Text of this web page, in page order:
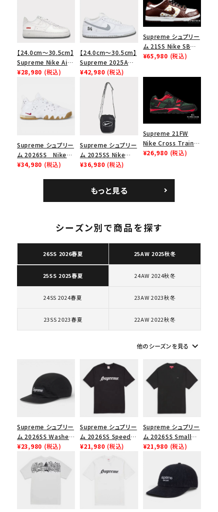
キーワードから探す
人気ワード 2026SS 2025AW
キャップ・ハット
パーカー・クルーネック
カテゴリーから探す
シーズンから探す
価格から探す
在庫のない商品を表示する
【24.0cm～30.5cm】
Supreme Nike Air
Force 1 Low シュプ
ューズ ホワイト
¥28,980 (税込)
【24.0cm～30.5cm】
Supreme 2025AW
Nike SB Dunk Low
ナイキ SB ダンク ロ
ー スニーカー ホワイ
¥42,980 (税込)
Supreme シュプリー
ム 21SS Nike SB
Dunk Low ナイキSB
ー ブラウン
¥65,980 (税込)
Supreme シュプリー
ム 2026SS Nike
SB Air Max 2 CB 94
¥34,980 (税込)
Supreme シュプリー
ム 2025SS Nike
Leather Shoulder
ク 黒
¥36,980 (税込)
Supreme 21FW
Nike Cross Trainer
Low ナイキクロスト
¥26,980 (税込)
もっと見る
シーズン別で商品を探す
26SS 2026春夏 25AW 2025秋冬
25SS 2025春夏 24AW 2024秋冬
24SS 2024春夏 23AW 2023秋冬
23SS 2023春夏 22AW 2022秋冬
他のシーズンを見る keyboard_arrow_down
Supreme シュプリー
ム 2026SS Washed
Chino Twill Camp
Cap ウォッシュド チ
ノツイル キャンプキャ
ップ ブラック
¥23,980 (税込)
Supreme シュプリー
ム 2026SS Speed
Tee スピードTシャツ
¥21,980 (税込)
Supreme シュプリー
ム 2026SS Small
Box Tee スモールボ
¥21,980 (税込)